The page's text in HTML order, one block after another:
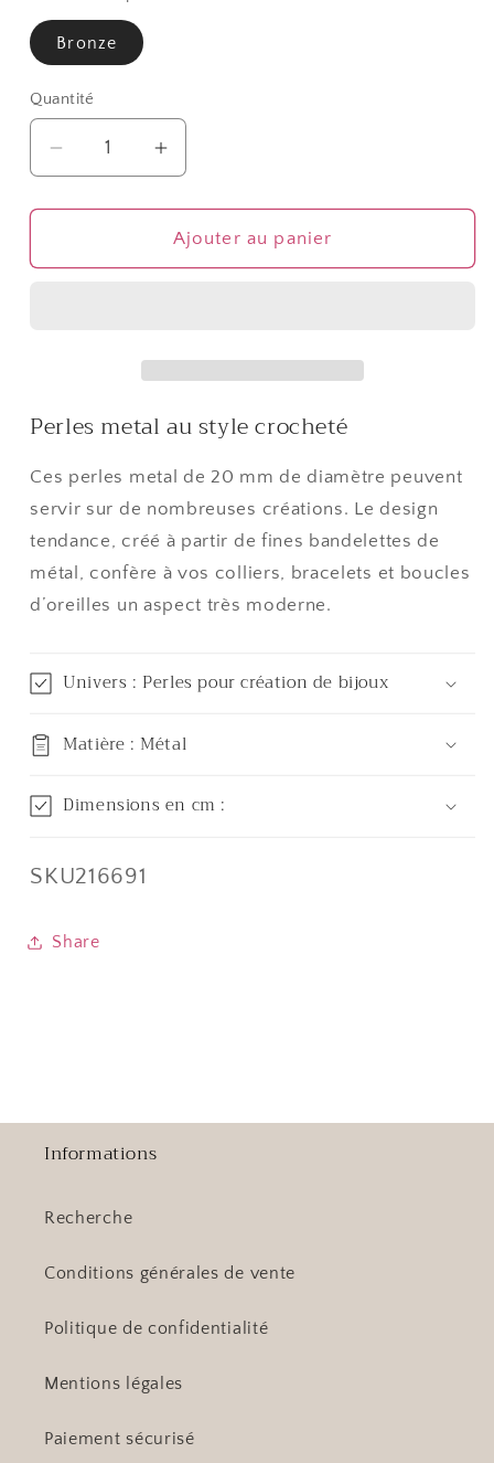
Bronze
Quantité
Quantité
Réduire
la
quantité
Perles
Augmenter
la
quantité
de
Perles
Ajouter au panier
Perles metal au style crocheté
Ces perles metal de 20 mm de diamètre peuvent
servir sur de nombreuses créations. Le design
tendance, créé à partir de fines bandelettes de
métal, confère à vos colliers, bracelets et boucles
d’oreilles un aspect très moderne.
Univers : Perles pour création de bijoux
Matière : Métal
Dimensions en cm :
SKU:
SKU216691
Share
Informations
Recherche
Conditions générales de vente
Politique de confidentialité
Mentions légales
Paiement sécurisé